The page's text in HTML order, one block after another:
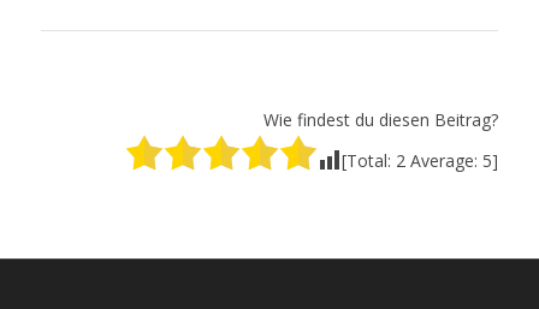
Wie findest du diesen Beitrag?
[Total: 2 Average: 5]